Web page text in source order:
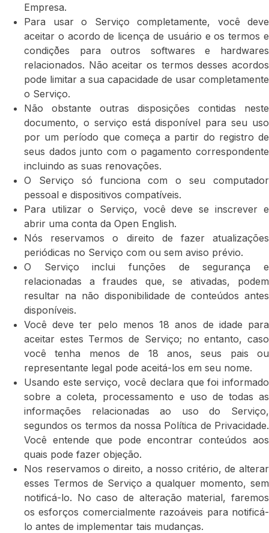
Empresa.
Para usar o Serviço completamente, você deve
aceitar o acordo de licença de usuário e os termos e
condiçðes para outros softwares e hardwares
relacionados. Não aceitar os termos desses acordos
pode limitar a sua capacidade de usar completamente
o Serviço.
Não obstante outras disposições contidas neste
documento, o serviço está disponível para seu uso
por um período que começa a partir do registro de
seus dados junto com o pagamento correspondente
incluindo as suas renovações.
O Serviço só funciona com o seu computador
pessoal e dispositivos compatíveis.
Para utilizar o Serviço, você deve se inscrever e
abrir uma conta da Open English.
Nós reservamos o direito de fazer atualizações
periódicas no Serviço com ou sem aviso prévio.
O Serviço inclui funções de segurança e
relacionadas a fraudes que, se ativadas, podem
resultar na não disponibilidade de conteúdos antes
disponíveis.
Você deve ter pelo menos 18 anos de idade para
aceitar estes Termos de Serviço; no entanto, caso
você tenha menos de 18 anos, seus pais ou
representante legal pode aceitá-los em seu nome.
Usando este serviço, você declara que foi informado
sobre a coleta, processamento e uso de todas as
informações relacionadas ao uso do Serviço,
segundos os termos da nossa Política de Privacidade.
Você entende que pode encontrar conteúdos aos
quais pode fazer objeção.
Nos reservamos o direito, a nosso critério, de alterar
esses Termos de Serviço a qualquer momento, sem
notificá-lo. No caso de alteração material, faremos
os esforços comercialmente razoáveis para notificá-
lo antes de implementar tais mudanças.